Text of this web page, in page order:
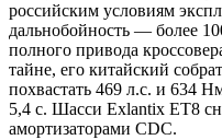
российским условиям
дальнобойность — более
полного привода
тайне, его китайский
похвастать 469 л.с. и 634
5,4 с. Шасси Exlantix ET8
амортизаторами CDC.